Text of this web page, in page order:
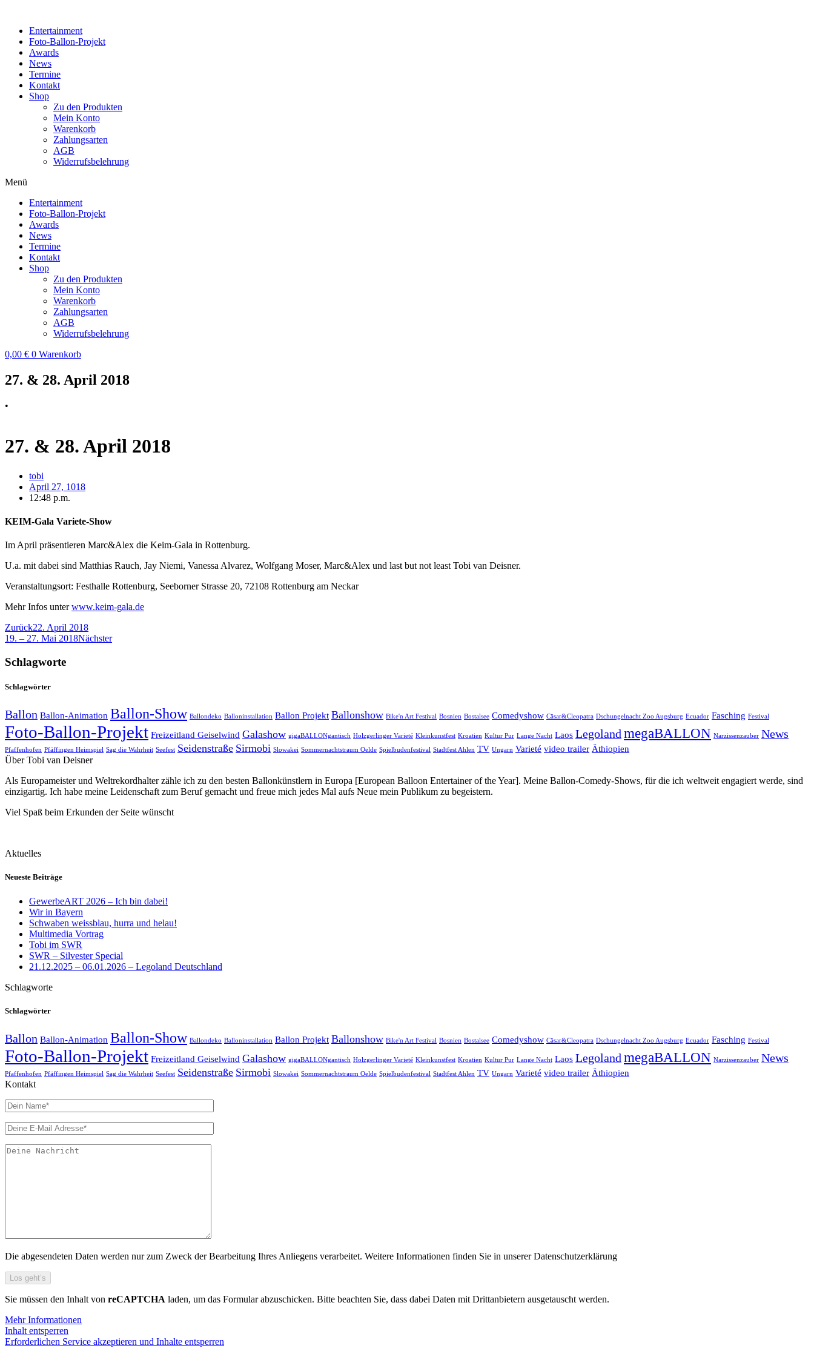
wechselnEntertainment
Foto-Ballon-Projekt
Awards
News
Termine
Kontakt
Shop
Zu den Produkten
Mein Konto
Warenkorb
Zahlungsarten
AGB
Widerrufsbelehrung
Menü
Entertainment
Foto-Ballon-Projekt
Awards
News
Termine
Kontakt
Shop
Zu den Produkten
Mein Konto
Warenkorb
Zahlungsarten
AGB
Widerrufsbelehrung
0,00 € 0 Warenkorb
27. & 28. April 2018
•
27. & 28. April 2018
tobi
April 27, 1018
12:48 p.m.
KEIM-Gala Variete-Show
Im April präsentieren Marc&Alex die Keim-Gala in Rottenburg.
U.a. mit dabei sind Matthias Rauch, Jay Niemi, Vanessa Alvarez, Wolfgang Moser, Marc&Alex und last but not least Tobi van Deisner.
Veranstaltungsort: Festhalle Rottenburg, Seeborner Strasse 20, 72108 Rottenburg am Neckar
Mehr Infos unterwww.keim-gala.de
Zurück22. April 2018
19. – 27. Mai 2018Nächster
Schlagworte
Schlagwörter
Ballon Ballon-Animation Ballon-Show Ballondeko Balloninstallation Ballon Projekt Ballonshow Bike'n Art Festival Bosnien Bostalsee Comedyshow Cäsar&Cleopatra Dschungelnacht Zoo Augsburg Ecuador Fasching Festival
Foto-Ballon-Projekt Freizeitland Geiselwind Galashow gigaBALLONgantisch Holzgerlinger Varieté Kleinkunstfest Kroatien Kultur Pur Lange Nacht Laos Legoland megaBALLON Narzissenzauber News
Pfaffenhofen Pfäffingen Heimspiel Sag die Wahrheit Seefest Seidenstraße Sirmobi Slowakei Sommernachtstraum Oelde Spielbudenfestival Stadtfest Ahlen TV Ungarn Varieté video trailer Äthiopien
Über Tobi van Deisner
Als Europameister und Weltrekordhalter zähle ich zu den besten Ballonkünstlern in Europa [European Balloon Entertainer of the Year]. Meine Ballon-Comedy-Shows, für die ich weltweit engagiert werde, sind
einzigartig. Ich habe meine Leidenschaft zum Beruf gemacht und freue mich jedes Mal aufs Neue mein Publikum zu begeistern.
Viel Spaß beim Erkunden der Seite wünscht
Aktuelles
Neueste Beiträge
GewerbeART 2026 – Ich bin dabei!
Wir in Bayern
Schwaben weissblau, hurra und helau!
Multimedia Vortrag
Tobi im SWR
SWR – Silvester Special
21.12.2025 – 06.01.2026 – Legoland Deutschland
Schlagworte
Schlagwörter
Ballon Ballon-Animation Ballon-Show Ballondeko Balloninstallation Ballon Projekt Ballonshow Bike'n Art Festival Bosnien Bostalsee Comedyshow Cäsar&Cleopatra Dschungelnacht Zoo Augsburg Ecuador Fasching Festival
Foto-Ballon-Projekt Freizeitland Geiselwind Galashow gigaBALLONgantisch Holzgerlinger Varieté Kleinkunstfest Kroatien Kultur Pur Lange Nacht Laos Legoland megaBALLON Narzissenzauber News
Pfaffenhofen Pfäffingen Heimspiel Sag die Wahrheit Seefest Seidenstraße Sirmobi Slowakei Sommernachtstraum Oelde Spielbudenfestival Stadtfest Ahlen TV Ungarn Varieté video trailer Äthiopien
Kontakt
Die abgesendeten Daten werden nur zum Zweck der Bearbeitung Ihres Anliegens verarbeitet. Weitere Informationen finden Sie in unserer Datenschutzerklärung
Sie müssen den Inhalt von reCAPTCHA laden, um das Formular abzuschicken. Bitte beachten Sie, dass dabei Daten mit Drittanbietern ausgetauscht werden.
Mehr Informationen
Inhalt entsperren
Erforderlichen Service akzeptieren und Inhalte entsperren